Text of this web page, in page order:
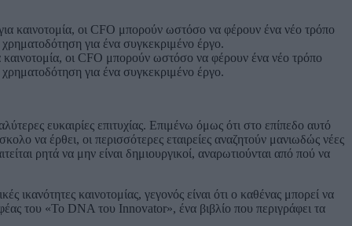
οι CFO μπορούν ωστόσο να φέρουν ένα νέο τρόπο
για ένα συγκεκριμένο έργο.
ευκαιρίες επιτυχίας. Επιμένω όμως ότι στο επίπεδο αυτό
να έρθει, οι περισσότερες εταιρείες αναζητούν μανιωδώς νέες
ρητά να μην είναι δημιουργικοί, αναρωτιούνται από πού να
ικανότητες καινοτομίας, γεγονός είναι ότι ο καθένας μπορεί να
του «Το DNA του Innovator», ένα βιβλίο που περιγράφει τα